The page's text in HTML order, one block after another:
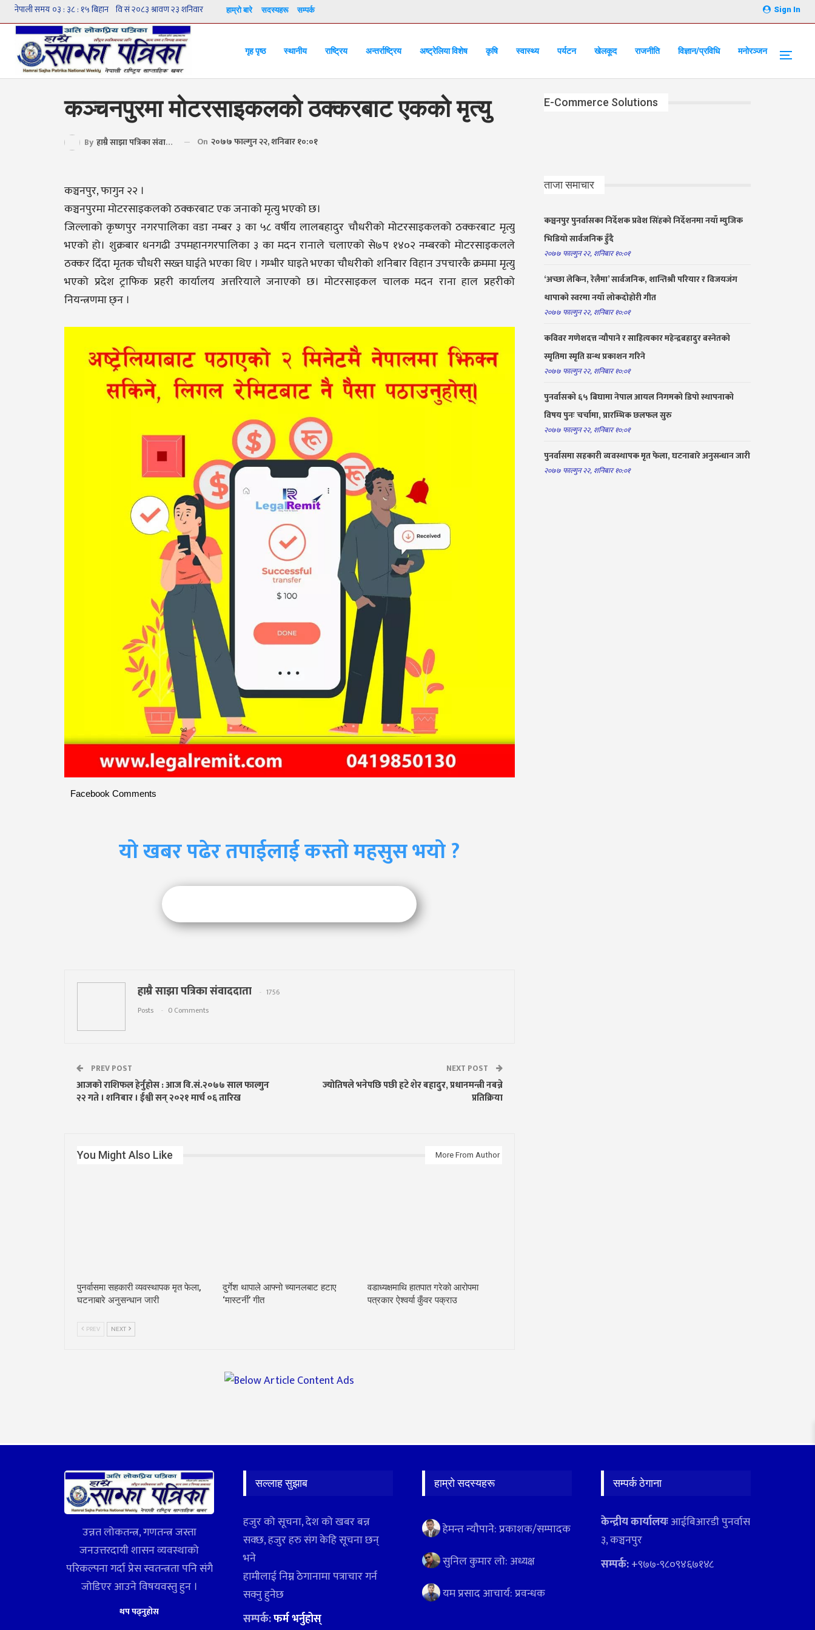
Sign In
हाम्रो बारे सदस्यहरू सम्पर्क
गृह पृष्ठ स्थानीय राष्ट्रिय अन्तर्राष्ट्रिय अष्ट्रेलिया विशेष कृषि स्वास्थ्य पर्यटन खेलकूद राजनीति विज्ञान/प्रविधि मनोरञ्जन
कञ्चनपुरमा मोटरसाइकलको ठक्करबाट एकको मृत्यु
By हाम्रै साझा पत्रिका संवाददाता On २०७७ फाल्गुन २२, शनिबार १०:०१
कञ्चनपुर, फागुन २२ ।
कञ्चनपुरमा मोटरसाइकलको ठक्करबाट एक जनाको मृत्यु भएको छ।
जिल्लाको कृष्णपुर नगरपालिका वडा नम्बर ३ का ५८ वर्षीय लालबहादुर चौधरीको मोटरसाइकलको ठक्करबाट मृत्यु
भएको हो। शुक्रबार धनगढी उपमहानगरपालिका ३ का मदन रानाले चलाएको से७प १४०२ नम्बरको मोटरसाइकलले
ठक्कर दिँदा मृतक चौधरी सख्त घाईते भएका थिए । गम्भीर घाइते भएका चौधरीको शनिबार विहान उपचारकै क्रममा मृत्यु
भएको प्रदेश ट्राफिक प्रहरी कार्यालय अत्तरियाले जनाएको छ। मोटरसाइकल चालक मदन राना हाल प्रहरीको
नियन्त्रणमा छ्न ।
Facebook Comments
यो खबर पढेर तपाईलाई कस्तो महसुस भयो ?
हाम्रै साझा पत्रिका संवाददाता
1756
Posts
0 Comments
PREV POST
आजको राशिफल हेर्नुहोस : आज वि.सं.२०७७ साल फाल्गुन
२२ गते । शनिबार । ईश्वी सन् २०२१ मार्च ०६ तारिख
NEXT POST
ज्योतिषले भनेपछि पछी हटे शेर बहादुर, प्रधानमन्त्री नबन्ने
प्रतिक्रिया
You Might Also Like More From Author
पुनर्वासमा सहकारी व्यवस्थापक मृत फेला,
घटनाबारे अनुसन्धान जारी
दुर्गेश थापाले आफ्नो च्यानलबाट हटाए
‘मास्टर्नी’ गीत
वडाध्यक्षमाथि हातपात गरेको आरोपमा
पत्रकार ऐश्वर्या कुँवर पक्राउ
PREV NEXT
E-Commerce Solutions
ताजा समाचार
कञ्चनपुर पुनर्वासका निर्देशक प्रवेश सिंहको निर्देशनमा नयाँ म्युजिक
भिडियो सार्वजनिक हुँदै
२०७७ फाल्गुन २२, शनिबार १०:०१
‘अच्छा लेकिन, रेलैमा’ सार्वजनिक, शान्तिश्री परियार र विजयजंग
थापाको स्वरमा नयाँ लोकदोहोरी गीत
२०७७ फाल्गुन २२, शनिबार १०:०१
कविवर गणेशदत्त न्यौपाने र साहित्यकार महेन्द्रबहादुर बस्नेतको
स्मृतिमा स्मृति ग्रन्थ प्रकाशन गरिने
२०७७ फाल्गुन २२, शनिबार १०:०१
पुनर्वासको ६५ बिघामा नेपाल आयल निगमको डिपो स्थापनाको
विषय पुनः चर्चामा, प्रारम्भिक छलफल सुरु
२०७७ फाल्गुन २२, शनिबार १०:०१
पुनर्वासमा सहकारी व्यवस्थापक मृत फेला, घटनाबारे अनुसन्धान जारी
२०७७ फाल्गुन २२, शनिबार १०:०१
उन्नत लोकतन्त्र, गणतन्त्र जस्ता
जनउत्तरदायी शासन व्यवस्थाको
परिकल्पना गर्दा प्रेस स्वतन्त्रता पनि संगै
जोडिएर आउने विषयवस्तु हुन ।
थप पढ्नुहोस
सल्लाह सुझाब
हजुर को सूचना, देश को खबर बन्न
सक्छ, हजुर हरु संग केहि सूचना छन्
भने
हामीलाई निम्न ठेगानामा पत्राचार गर्न
सक्नु हुनेछ
सम्पर्क:फर्म भर्नुहोस्
हाम्रो सदस्यहरू
हेमन्त न्यौपाने: प्रकाशक/सम्पादक
सुनिल कुमार लो: अध्यक्ष
यम प्रसाद आचार्य: प्रवन्धक
सम्पर्क ठेगाना
केन्द्रीय कार्यालयःआईबिआरडी पुनर्वास
३, कञ्चनपुर
सम्पर्क:+९७७-९८०९४६७१४८